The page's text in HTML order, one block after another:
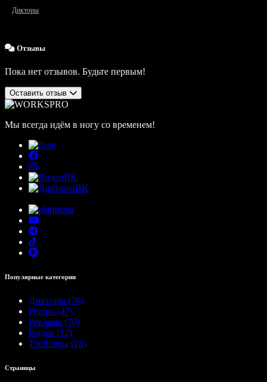
Дикторы
Отзывы
Пока нет отзывов. Будьте первым!
Оставить отзыв
Мы всегда идём в ногу со временем!
Популярные категории
Дикторы (76)
Интро (47)
Реклама (70)
Видео (12)
Трейлеры (28)
Страницы